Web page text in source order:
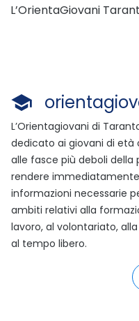
L’OrientaGiovani
L’Orientagiovani di
dedicato ai giovani di età
alle fasce più deboli della
rendere
informazioni necessarie
ambiti relativi alla
lavoro, al volontariato,
al tempo libero.